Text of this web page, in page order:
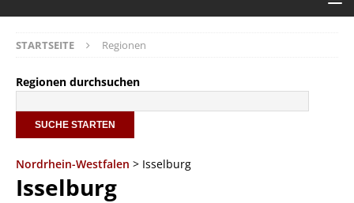
STARTSEITE Regionen
Regionen durchsuchen
Nordrhein-Westfalen > Isselburg
Isselburg